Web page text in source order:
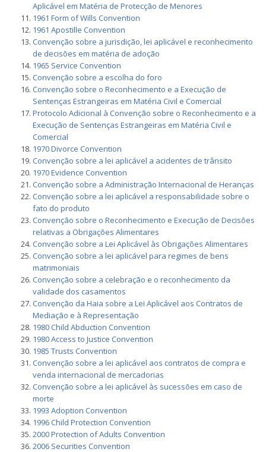
Aplicável em Matéria de Protecção de Menores
1961 Form of Wills Convention
1961 Apostille Convention
Convenção sobre a jurisdição, lei aplicável e reconhecimento
de decisões em matéria de adoção
1965 Service Convention
Convenção sobre a escolha do foro
Convenção sobre o Reconhecimento e a Execução de
Sentenças Estrangeiras em Matéria Civil e Comercial
Protocolo Adicional à Convenção sobre o Reconhecimento e a
Execução de Sentenças Estrangeiras em Matéria Civil e
Comercial
1970 Divorce Convention
Convenção sobre a lei aplicável a acidentes de trânsito
1970 Evidence Convention
Convenção sobre a Administração Internacional de Heranças
Convenção sobre a lei aplicável a responsabilidade sobre o
fato do produto
Convenção sobre o Reconhecimento e Execução de Decisões
relativas a Obrigações Alimentares
Convenção sobre a Lei Aplicável às Obrigações Alimentares
Convenção sobre a lei aplicável para regimes de bens
matrimoniais
Convenção sobre a celebração e o reconhecimento da
validade dos casamentos
Convenção da Haia sobre a Lei Aplicável aos Contratos de
Mediação e à Representação
1980 Child Abduction Convention
1980 Access to Justice Convention
1985 Trusts Convention
Convenção sobre a lei aplicável aos contratos de compra e
venda internacional de mercadorias
Convenção sobre a lei aplicável às sucessões em caso de
morte
1993 Adoption Convention
1996 Child Protection Convention
2000 Protection of Adults Convention
2006 Securities Convention